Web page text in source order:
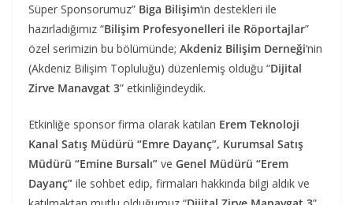
Süper Sponsorumuz” Biga Bilişim‘in destekleri ile
hazırladığımız “Bilişim Profesyonelleri ile Röportajlar”
özel serimizin bu bölümünde; Akdeniz Bilişim Derneği‘nin
(Akdeniz Bilişim Topluluğu) düzenlemiş olduğu “Dijital
Zirve Manavgat 3” etkinliğindeydik.
Etkinliğe sponsor firma olarak katılan Erem Teknoloji
Kanal Satış Müdürü “Emre Dayanç”, Kurumsal Satış
Müdürü “Emine Bursalı” ve Genel Müdürü “Erem
Dayanç” ile sohbet edip, firmaları hakkında bilgi aldık ve